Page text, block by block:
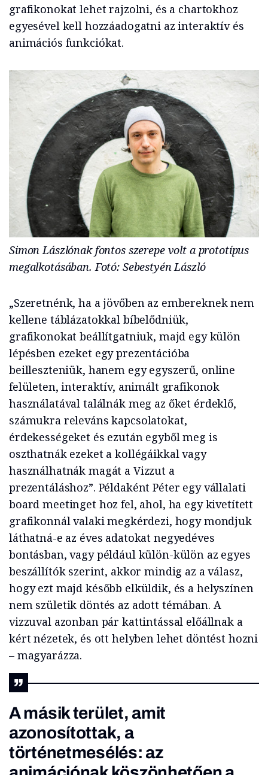
grafikonokat lehet rajzolni, és a chartokhoz
egyesével kell hozzáadogatni az interaktív és
animációs funkciókat.
Simon Lászlónak fontos szerepe volt a prototípus
megalkotásában. Fotó: Sebestyén László
„Szeretnénk, ha a jövőben az embereknek nem
kellene táblázatokkal bíbelődniük,
grafikonokat beállítgatniuk, majd egy külön
lépésben ezeket egy prezentációba
beilleszteniük, hanem egy egyszerű, online
felületen, interaktív, animált grafikonok
használatával találnák meg az őket érdeklő,
számukra releváns kapcsolatokat,
érdekességeket és ezután egyből meg is
oszthatnák ezeket a kollégáikkal vagy
használhatnák magát a Vizzut a
prezentáláshoz”. Példaként Péter egy vállalati
board meetinget hoz fel, ahol, ha egy kivetített
grafikonnál valaki megkérdezi, hogy mondjuk
láthatná-e az éves adatokat negyedéves
bontásban, vagy például külön-külön az egyes
beszállítók szerint, akkor mindig az a válasz,
hogy ezt majd később elküldik, és a helyszínen
nem születik döntés az adott témában. A
vizzuval azonban pár kattintással előállnak a
kért nézetek, és ott helyben lehet döntést hozni
– magyarázza.
A másik terület, amit
azonosítottak, a
történetmesélés: az